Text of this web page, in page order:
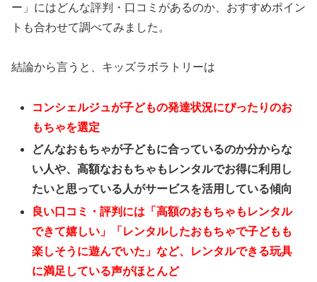
ー」にはどんな評判・口コミがあるのか、おすすめポイン
トも合わせて調べてみました。
結論から言うと、キッズラボラトリーは
コンシェルジュが子どもの発達状況にぴったりのお
もちゃを選定
どんなおもちゃが子どもに合っているのか分からな
い人や、高額なおもちゃもレンタルでお得に利用し
たいと思っている人がサービスを活用している傾向
良い口コミ・評判には「高額のおもちゃもレンタル
できて嬉しい」「レンタルしたおもちゃで子どもも
楽しそうに遊んでいた」など、レンタルできる玩具
に満足している声がほとんど